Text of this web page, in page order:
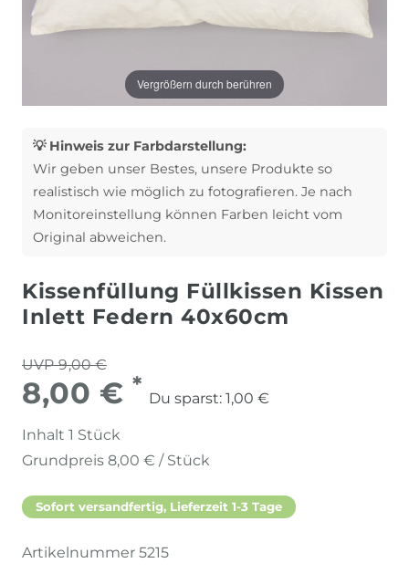
Vergrößern durch berühren
💡 Hinweis zur Farbdarstellung:
Wir geben unser Bestes, unsere Produkte so
realistisch wie möglich zu fotografieren. Je nach
Monitoreinstellung können Farben leicht vom
Original abweichen.
Kissenfüllung Füllkissen Kissen
Inlett Federn 40x60cm
UVP 9,00 €
8,00 € *
Du sparst: 1,00 €
Inhalt 1 Stück
Grundpreis 8,00 € / Stück
Sofort versandfertig, Lieferzeit 1-3 Tage
Artikelnummer 5215